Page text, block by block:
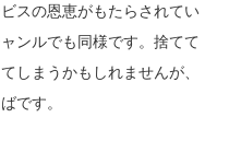
スの恩恵がもたらされてい
ンルでも同様です。捨てて
しまうかもしれませんが、
です。